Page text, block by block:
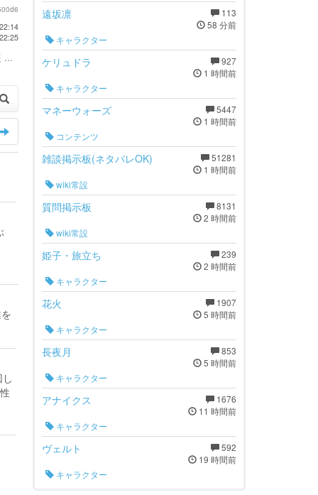
...
113
58 分前
遠坂凛
キャラクター
927
1 時間前
ケリュドラ
キャラクター
5447
1 時間前
マネーウォーズ
コンテンツ
51281
1 時間前
雑談掲示板(ネタバレOK)
wiki常設
8131
2 時間前
質問掲示板
wiki常設
239
2 時間前
姫子・旅立ち
キャラクター
1907
5 時間前
花火
キャラクター
853
5 時間前
長夜月
キャラクター
1676
11 時間前
アナイクス
キャラクター
592
19 時間前
ヴェルト
キャラクター